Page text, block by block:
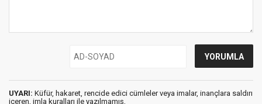
UYARI: Küfür, hakaret, rencide edici cümleler veya imalar, inançlara saldırı
içeren, imla kuralları ile yazılmamış,